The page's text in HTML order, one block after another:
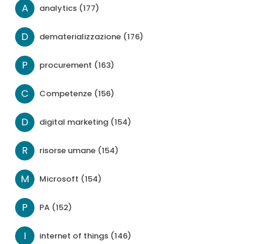
A analytics (177)
D dematerializzazione (176)
P procurement (163)
C Competenze (156)
D digital marketing (154)
R risorse umane (154)
M Microsoft (154)
P PA (152)
I internet of things (146)